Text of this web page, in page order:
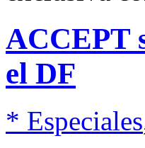
ACCEPT
el DF
* Especiales